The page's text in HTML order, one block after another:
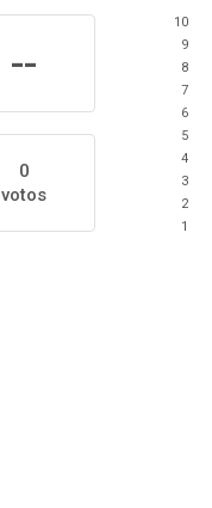
--
0
votos
10
9
8
7
6
5
4
3
2
1